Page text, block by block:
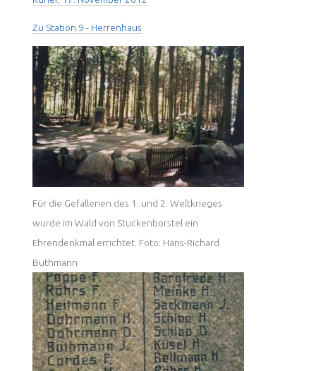
Zu Station 9 - Herrenhaus
Für die Gefallenen des 1. und 2. Weltkrieges
wurde im Wald von Stuckenborstel ein
Ehrendenkmal errichtet. Foto: Hans-Richard
Buthmann